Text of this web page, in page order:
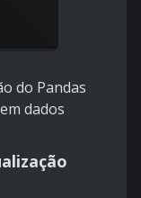
do Pandas
dados